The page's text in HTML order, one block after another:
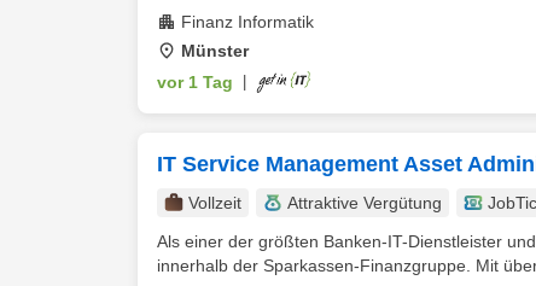
Finanz Informatik
Münster
vor 1 Tag
IT Service Management Asset
Vollzeit Attraktive Vergütung
Als einer der größten Banken-IT-Dienstleister
innerhalb der Sparkassen-Finanzgruppe. Mit über